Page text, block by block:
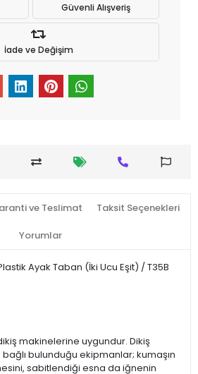
Güvenli Alışveriş
İade ve Değişim
ve Teslimat Taksit Seçenekleri
Yorumlar
Ayak Taban (İki Ucu Eşit) / T35B
makinelerine uygundur. Dikiş
bulunduğu ekipmanlar; kumaşın
sabitlendiği esna da iğnenin